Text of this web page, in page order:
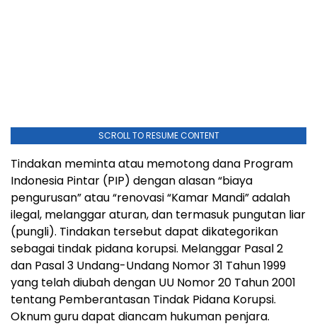
SCROLL TO RESUME CONTENT
Tindakan meminta atau memotong dana Program
Indonesia Pintar (PIP) dengan alasan “biaya
pengurusan” atau “renovasi “Kamar Mandi” adalah
ilegal, melanggar aturan, dan termasuk pungutan liar
(pungli). Tindakan tersebut dapat dikategorikan
sebagai tindak pidana korupsi. Melanggar Pasal 2
dan Pasal 3 Undang-Undang Nomor 31 Tahun 1999
yang telah diubah dengan UU Nomor 20 Tahun 2001
tentang Pemberantasan Tindak Pidana Korupsi.
Oknum guru dapat diancam hukuman penjara.